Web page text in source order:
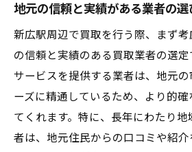
地元の信頼と実績がある業者の選
新広駅周辺で買取を行う際、まず
の信頼と実績のある買取業者の選定
サービスを提供する業者は、地元
ーズに精通しているため、より的
てくれます。特に、長年にわたり
者は、地元住民からの口コミや紹